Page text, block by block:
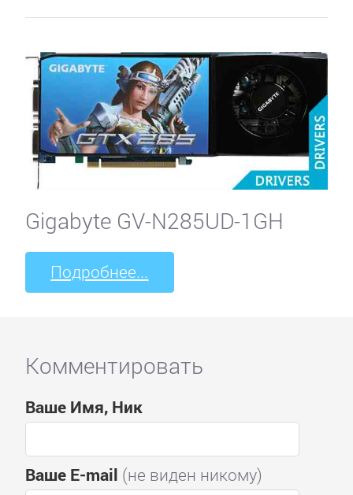
Gigabyte GV-N285UD-1GH
Подробнее...
Комментировать
Ваше Имя, Ник
Ваше E-mail (не виден никому)